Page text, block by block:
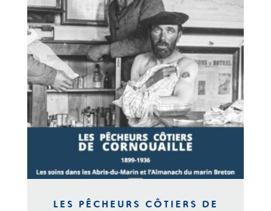
LES PÊCHEURS CÔTIERS DE